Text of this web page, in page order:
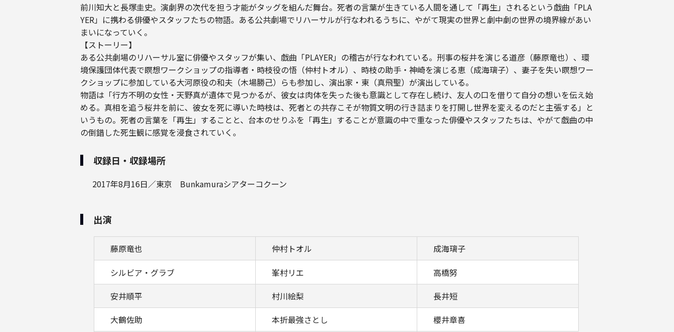
前川知大と長塚圭史。演劇界の次代を担う才能がタッグを組んだ舞台。死者の言葉が生きている人間を通して「再生」されるという戯曲「PLA
YER」に携わる俳優やスタッフたちの物語。ある公共劇場でリハーサルが行なわれるうちに、やがて現実の世界と劇中劇の世界の境界線があい
まいになっていく。
【ストーリー】
ある公共劇場のリハーサル室に俳優やスタッフが集い、戯曲「PLAYER」の稽古が行なわれている。刑事の桜井を演じる道彦（藤原竜也）、環
境保護団体代表で瞑想ワークショップの指導者・時枝役の悟（仲村トオル）、時枝の助手・神崎を演じる恵（成海璃子）、妻子を失い瞑想ワー
クショップに参加している大河原役の和夫（木場勝己）らも参加し、演出家・東（真飛聖）が演出している。
物語は「行方不明の女性・天野真が遺体で見つかるが、彼女は肉体を失った後も意識として存在し続け、友人の口を借りて自分の想いを伝え始
める。真相を追う桜井を前に、彼女を死に導いた時枝は、死者との共存こそが物質文明の行き詰まりを打開し世界を変えるのだと主張する」と
いうもの。死者の言葉を「再生」することと、台本のせりふを「再生」することが意識の中で重なった俳優やスタッフたちは、やがて戯曲の中
の倒錯した死生観に感覚を浸食されていく。
収録日・収録場所
2017年8月16日／東京 Bunkamuraシアターコクーン
出演
藤原竜也 仲村トオル
成海璃子
シルビア・グラブ
峯村リエ
高橋努
安井順平
村川絵梨
長井短
大鶴佐助
本折最強さとし 櫻井章喜